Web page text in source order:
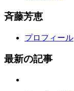
斉藤芳恵
プロフィール
最新の記事